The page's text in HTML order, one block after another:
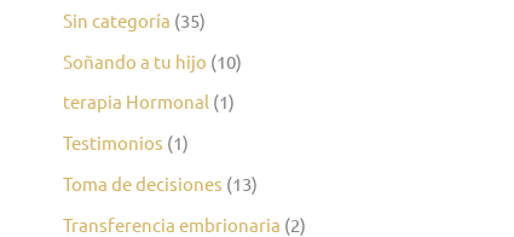
Sin categoría (35)
Soñando a tu hijo (10)
terapia Hormonal (1)
Testimonios (1)
Toma de decisiones (13)
Transferencia embrionaria (2)